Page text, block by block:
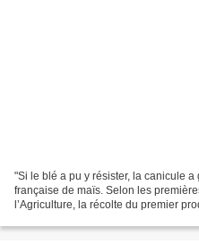
"Si le blé a pu y résister, la canicule
française de maïs. Selon les
l’Agriculture, la récolte du premier